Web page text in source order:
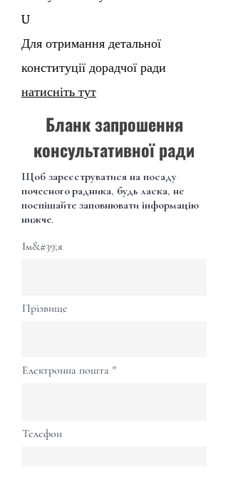
U
Для отримання детальної
конституції дорадчої ради
натисніть тут
Бланк запрошення
консультативної ради
Щоб зареєструватися на посаду
почесногорадника, будь ласка, не
поспішайте заповнювати інформацію
нижче.
Ім&#39;я
Прізвище
Електронна пошта
Телефон